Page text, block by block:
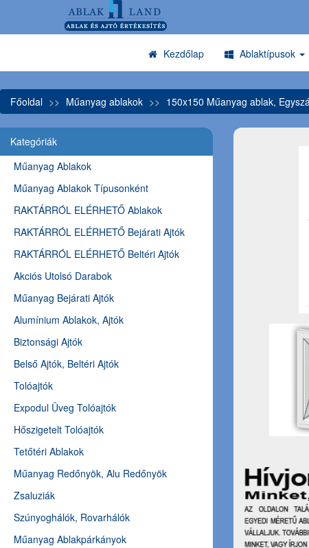
Kezdőlap Ablaktípusok
Főoldal Műanyag ablakok 150x150 Műanyag ablak,
Kategóriák
Műanyag Ablakok
Műanyag Ablakok Típusonként
RAKTÁRRÓL ELÉRHETŐ Ablakok
RAKTÁRRÓL ELÉRHETŐ Bejárati Ajtók
RAKTÁRRÓL ELÉRHETŐ Beltéri Ajtók
Akciós Utolsó Darabok
Műanyag Bejárati Ajtók
Alumínium Ablakok, Ajtók
Biztonsági Ajtók
Belső Ajtók, Beltéri Ajtók
Tolóajtók
Expodul Üveg Tolóajtók
Hőszigetelt Tolóajtók
Tetőtéri Ablakok
Műanyag Redőnyök, Alu Redőnyök
Zsaluziák
Szúnyoghálók, Rovarhálók
Műanyag Ablakpárkányok